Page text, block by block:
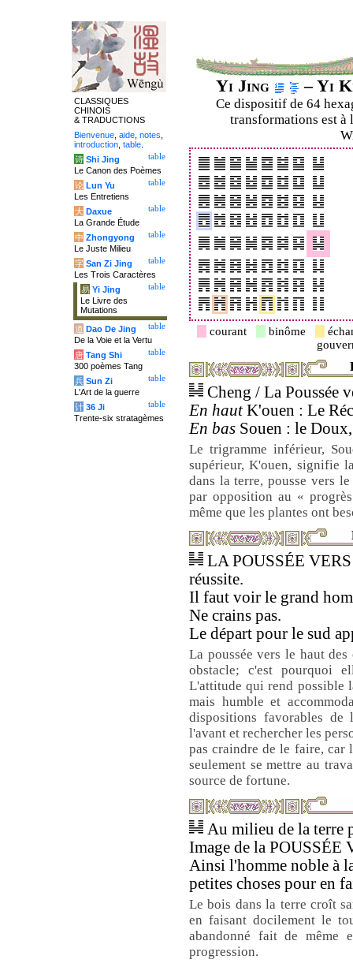
Yi Jing – Yi
Ce dispositif de 64
transformations est à
courant binôme
Cheng / La Poussée
En hautK'ouen : Le
En bas Souen : le
Le trigramme inférieur,
supérieur, K'ouen, signifie
dans la terre, pousse vers
par opposition au «
même que les plantes ont
LA POUSSÉE
réussite.
Il faut voir le grand
Ne crains pas.
Le départ pour le sud
La poussée vers le haut
obstacle; c'est pourquoi
L'attitude qui rend possible
mais humble et
dispositions favorables
l'avant et rechercher les
pas craindre de le faire, car
seulement se mettre au
source de fortune.
Au milieu de la terre
Image de la POUSSÉE
Ainsi l'homme noble à
petites choses pour en
Le bois dans la terre croît
en faisant docilement le
abandonné fait de même
progression.
CLASSIQUES
CHINOIS
& TRADUCTIONS
Bienvenue aide notes
introduction table
table
诗 Shi Jing
Le Canon des Poèmes
table
论 Lun Yu
Les Entretiens
table
大 Daxue
La Grande Étude
table
中 Zhongyong
Le Juste Milieu
table
字 San Zi Jing
Les Trois Caractères
table
易 Yi Jing
Le Livre des
Mutations
table
道 Dao De Jing
De la Voie et la Vertu
table
唐 Tang Shi
300 poèmes Tang
table
兵 Sun Zi
L'Art de la guerre
table
计 36 Ji
Trente-six stratagèmes